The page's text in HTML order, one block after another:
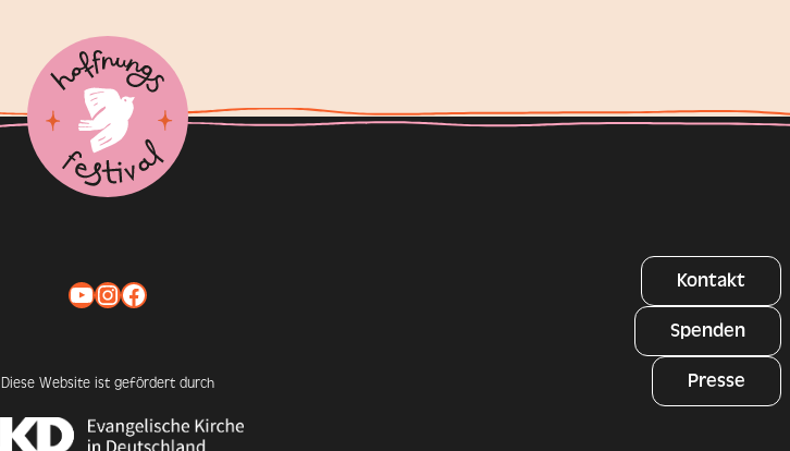
YouTube InstagramFacebook
Diese Website ist gefördert durch
Kontakt
Spenden
Presse